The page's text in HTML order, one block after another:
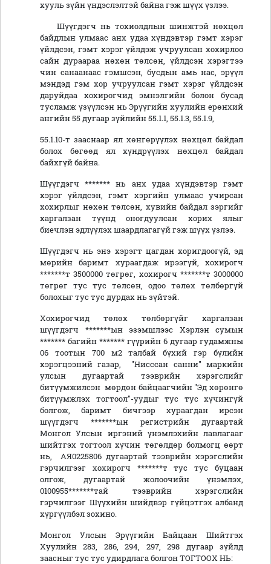
хууль зүйн үндэслэлтэй байна гэж шүүх үзлээ.
Шүүгдэгч нь тохиолдлын шинжтэй нөхцөл
байдлын улмаас анх удаа хүндэвтэр гэмт хэрэг
үйлдсэн, гэмт хэрэг үйлдэж учруулсан хохирлоо
сайн дураараа нөхөн төлсөн, үйлдсэн хэрэгтээ
чин санаанаас гэмшсэн, бусдын амь нас, эрүүл
мэндэд гэм хор учруулсан гэмт хэрэг үйлдсэн
даруйдаа хохирогчид эмнэлгийн болон бусад
тусламж үзүүлсэн нь Эрүүгийн хуулийн ерөнхий
ангийн 55 дугаар зүйлийн 55.1.1, 55.1.3, 55.1.9,
55.1.10-т зааснаар ял хөнгөрүүлэх нөхцөл байдал
болох бөгөөд ял хүндрүүлэх нөхцөл байдал
байхгүй байна.
Шүүгдэгч ******* нь анх удаа хүндэвтэр гэмт
хэрэг үйлдсэн, гэмт хэргийн улмаас учирсан
хохирлыг нөхөн төлсөн, хувийн байдал зэргийг
харгалзан түүнд оногдуулсан хорих ялыг
биечлэн эдлүүлэх шаардлагагүй гэж шүүх үзлээ.
Шүүгдэгч нь энэ хэрэгт цагдан хоригдоогүй, эд
мөрийн баримт хураагдаж ирээгүй, хохирогч
*******т 3500000 төгрөг, хохирогч *******т 3000000
төгрөг тус тус төлсөн, одоо төлөх төлбөргүй
болохыг тус тус дурдах нь зүйтэй.
Хохирогчид төлөх төлбөргүйг харгалзан
шүүгдэгч *******ын эзэмшлээс Хэрлэн сумын
******* багийн ******* гүүрийн 6 дугаар гудамжны
06 тоотын 700 м2 талбай бүхий гэр бүлийн
хэрэгцээний газар, "Нисссан санни" маркийн
улсын дугаартай тээврийн хэрэгслийг
битүүмжилсэн мөрдөн байцаагчийн "Эд хөрөнгө
битүүмжлэх тогтоол"-уудыг тус тус хүчингүй
болгож, баримт бичгээр хураагдан ирсэн
шүүгдэгч *******ын регистрийн дугаартай
Монгол Улсын иргэний үнэмлэхийн лавлагааг
шийтгэх тогтоол хүчин төгөлдөр болмогц өөрт
нь, АЯ0225806 дугаартай тээврийн хэрэгслийн
гэрчилгээг хохирогч *******т тус тус буцаан
олгож, дугаартай жолоочийн үнэмлэх,
0100955*******тай тээврийн хэрэгслийн
гэрчилгээг Шүүхийн шийдвэр гүйцэтгэх албанд
хүргүүлбэл зохино.
Монгол Улсын Эрүүгийн Байцаан Шийтгэх
Хуулийн 283, 286, 294, 297, 298 дугаар зүйлд
заасныг тус тус удирдлага болгон ТОГТООХ НЬ: